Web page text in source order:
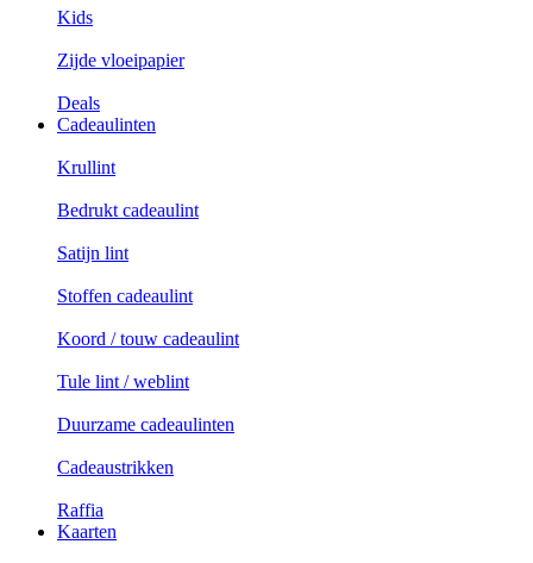
Kids
Zijde vloeipapier
Deals
Cadeaulinten
Krullint
Bedrukt cadeaulint
Satijn lint
Stoffen cadeaulint
Koord / touw cadeaulint
Tule lint / weblint
Duurzame cadeaulinten
Cadeaustrikken
Raffia
Kaarten